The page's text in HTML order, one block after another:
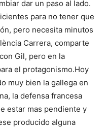
dar un paso al lado.
para no tener que
pero necesita minutos
Carrera, comparte
Gil, pero en la
el protagonismo.Hoy
muy bien la gallega en
la defensa francesa
estar mas pendiente y
producido alguna